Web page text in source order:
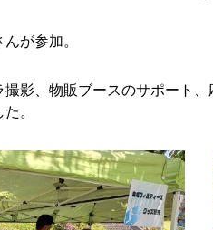
が参加。
影、物販ブースのサポート
。